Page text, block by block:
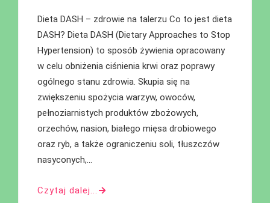
Dieta DASH – zdrowie na talerzu Co to jest dieta
DASH? Dieta DASH (Dietary Approaches to Stop
Hypertension) to sposób żywienia opracowany
w celu obniżenia ciśnienia krwi oraz poprawy
ogólnego stanu zdrowia. Skupia się na
zwiększeniu spożycia warzyw, owoców,
pełnoziarnistych produktów zbożowych,
orzechów, nasion, białego mięsa drobiowego
oraz ryb, a także ograniczeniu soli, tłuszczów
nasyconych,…
Czytaj dalej...